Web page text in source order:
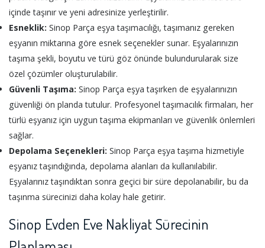
içinde taşınır ve yeni adresinize yerleştirilir.
Esneklik: Sinop Parça eşya taşımacılığı, taşımanız gereken
eşyanın miktarına göre esnek seçenekler sunar. Eşyalarınızın
taşıma şekli, boyutu ve türü göz önünde bulundurularak size
özel çözümler oluşturulabilir.
Güvenli Taşıma: Sinop Parça eşya taşırken de eşyalarınızın
güvenliği ön planda tutulur. Profesyonel taşımacılık firmaları, her
türlü eşyanız için uygun taşıma ekipmanları ve güvenlik önlemleri
sağlar.
Depolama Seçenekleri: Sinop Parça eşya taşıma hizmetiyle
eşyanız taşındığında, depolama alanları da kullanılabilir.
Eşyalarınız taşındıktan sonra geçici bir süre depolanabilir, bu da
taşınma sürecinizi daha kolay hale getirir.
Sinop Evden Eve Nakliyat Sürecinin